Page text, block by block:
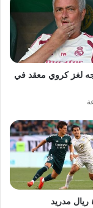
لغز كروي معقد في
ريال مدريد